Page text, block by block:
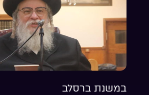
במשנת ברסלב